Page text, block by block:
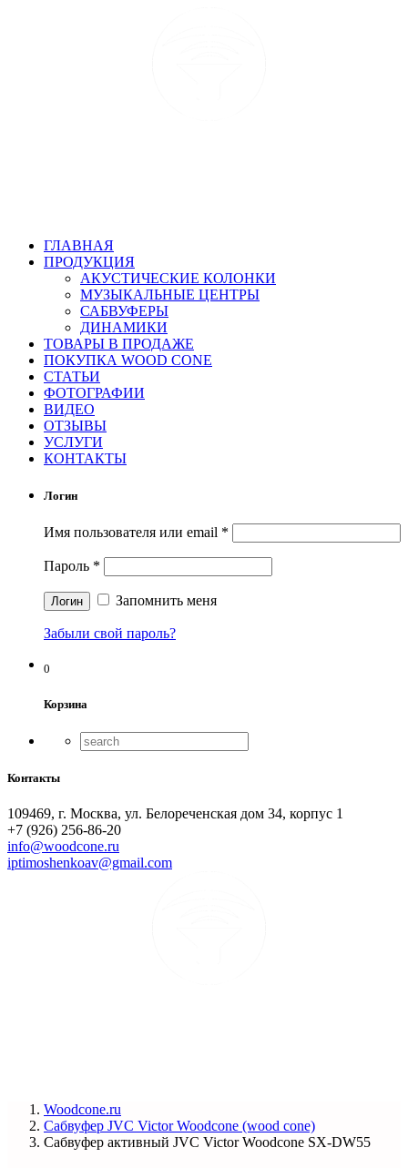
ГЛАВНАЯ
ПРОДУКЦИЯ
АКУСТИЧЕСКИЕ КОЛОНКИ
МУЗЫКАЛЬНЫЕ ЦЕНТРЫ
САБВУФЕРЫ
ДИНАМИКИ
ТОВАРЫ В ПРОДАЖЕ
ПОКУПКА WOOD CONE
СТАТЬИ
ФОТОГРАФИИ
ВИДЕО
ОТЗЫВЫ
УСЛУГИ
КОНТАКТЫ
Логин
Имя пользователя или email *
Пароль *
Запомнить меня
Забыли свой пароль?
0
Корзина
Контакты
109469, г. Москва, ул. Белореченская дом 34, корпус 1
+7 (926) 256-86-20
info@woodcone.ru
iptimoshenkoav@gmail.com
Woodcone.ru
Сабвуфер JVC Victor Woodcone (wood cone)
Сабвуфер активный JVC Victor Woodcone SX-DW55